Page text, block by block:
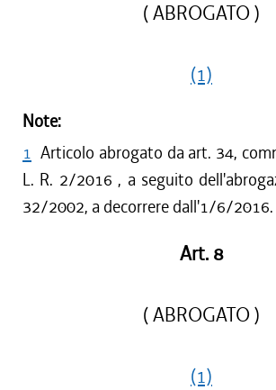
( ABROGATO )
(1)
Note:
1 Articolo abrogato da art. 34,
L. R. 2/2016 , a seguito
32/2002, a decorrere dall'1/6/2016.
Art. 8
( ABROGATO )
(1)